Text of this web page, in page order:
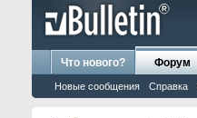
Что нового? Форум
Новые сообщения Справка